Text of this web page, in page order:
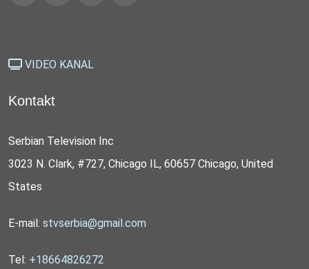
VIDEO KANAL
Kontakt
Serbian Television Inc
3023 N. Clark, #727, Chicago IL, 60657 Chicago, United
States
E-mail: stvserbia@gmail.com
Tel: +18664826272